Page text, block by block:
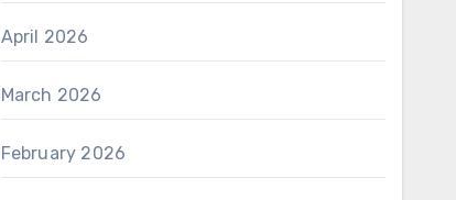
April 2026
March 2026
February 2026